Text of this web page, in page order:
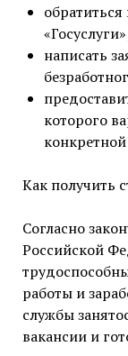
написать
которого
Как получить
Согласно
Российской
работы и
службы
вакансии и